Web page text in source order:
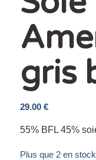
gris
29.00 €
55% BFL 45%
Plus que 2 en stock